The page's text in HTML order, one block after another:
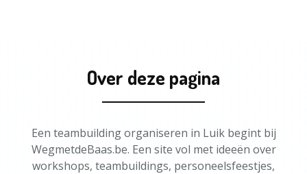
Over deze pagina
Een teambuilding organiseren in Luik begint bij
WegmetdeBaas.be. Een site vol met ideeën over
workshops, teambuildings, personeelsfeestjes,